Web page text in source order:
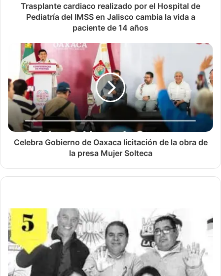
Trasplante cardiaco realizado por el Hospital de
Pediatría del IMSS en Jalisco cambia la vida a
paciente de 14 años
Celebra Gobierno de Oaxaca licitación de la obra de
la presa Mujer Solteca